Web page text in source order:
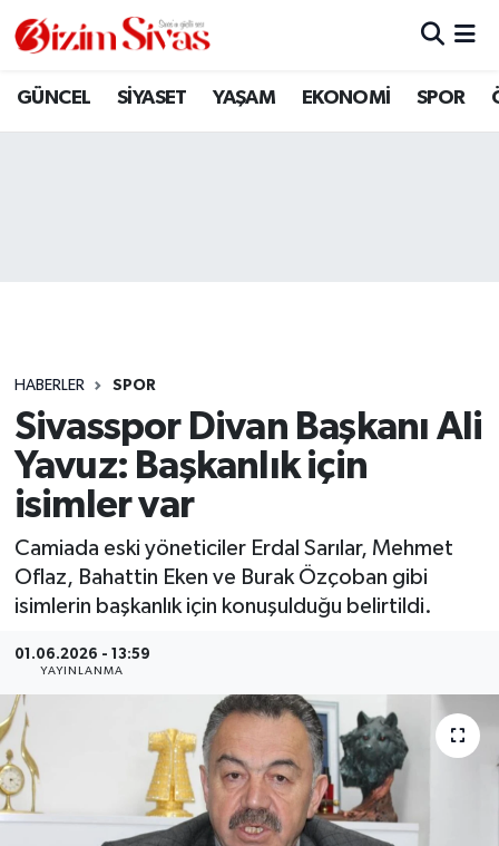
GÜNCEL SİYASET YAŞAM EKONOMİ SPOR
HABERLER SPOR
Sivasspor Divan Başkanı Ali
Yavuz: Başkanlık için
isimler var
Camiada eski yöneticiler Erdal Sarılar, Mehmet
Oflaz, Bahattin Eken ve Burak Özçoban gibi
isimlerin başkanlık için konuşulduğu belirtildi.
01.06.2026 - 13:59
YAYINLANMA
ARAMIZDAN AYRILANLAR
GÜNCEL
KÜLTÜR
MAGAZİN
ÖZEL HABER
RESMİ İLANLAR
SOSYAL YARDIMLAR
Sivas Nöbetçi Eczaneler
Son Dakika Haberleri
Haber Arşivi